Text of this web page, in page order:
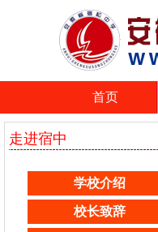
首页
走进宿中
学校介绍
校长致辞